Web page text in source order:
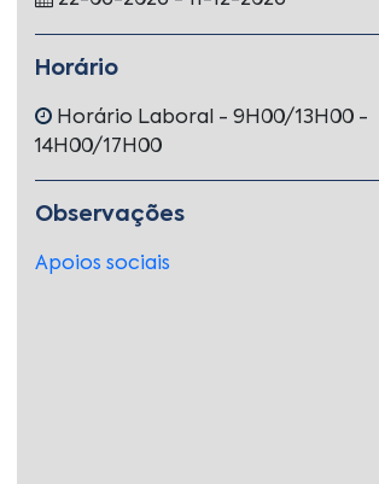
Horário
Horário Laboral - 9H00/13H00 -
14H00/17H00
Observações
Apoios sociais